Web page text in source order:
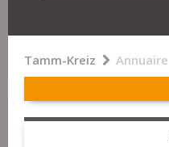
Tamm-Kreiz Annuaire